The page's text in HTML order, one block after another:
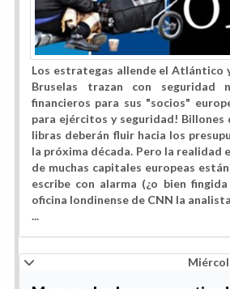
Los estrategas allende el Atlántico
Bruselas trazan con seguridad
financieros para sus "socios"
para ejércitos y seguridad! Billones
libras deberán fluir hacia los
la próxima década. Pero la realidad
de muchas capitales europeas
escribe con alarma (¿o bien
oficina londinense de CNN la
...